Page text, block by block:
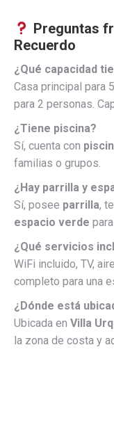
Preguntas
Recuerdo
¿Qué capacidad
Casa principal para
para 2 personas.
¿Tiene piscina?
Sí, cuenta con
familias o grupos.
¿Hay parrilla y
Sí, posee parrilla,
espacio verde
¿Qué servicios
WiFi incluido, TV,
completo para una
¿Dónde está
Ubicada en Villa
la zona de costa y